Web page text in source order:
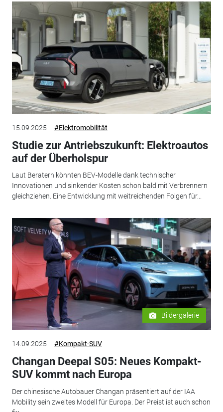
15.09.2025 #Elektromobilität
Studie zur Antriebszukunft: Elektroautos
auf der Überholspur
Laut Beratern könnten BEV-Modelle dank technischer
Innovationen und sinkender Kosten schon bald mit Verbrennern
gleichziehen. Eine Entwicklung mit weitreichenden Folgen für...
Bildergalerie
14.09.2025 #Kompakt-SUV
Changan Deepal S05: Neues Kompakt-
SUV kommt nach Europa
Der chinesische Autobauer Changan präsentiert auf der IAA
Mobility sein zweites Modell für Europa. Der Preist ist auch schon